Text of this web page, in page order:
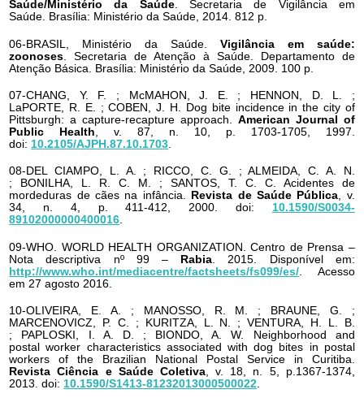
Saúde/Ministério da Saúde. Secretaria de Vigilância em
Saúde. Brasília: Ministério da Saúde, 2014. 812 p.
06-BRASIL, Ministério da Saúde. Vigilância em saúde:
zoonoses . Secretaria de Atenção à Saúde. Departamento de
Atenção Básica. Brasília: Ministério da Saúde, 2009. 100 p.
07-CHANG, Y. F. ; McMAHON, J. E. ; HENNON, D. L. ;
LaPORTE, R. E. ; COBEN, J. H. Dog bite incidence in the city of
Pittsburgh: a capture-recapture approach. American Journal of
Public Health , v. 87, n. 10, p. 1703-1705, 1997.
doi: 10.2105/AJPH.87.10.1703
08-DEL CIAMPO, L. A. ; RICCO, C. G. ; ALMEIDA, C. A. N.
; BONILHA, L. R. C. M. ; SANTOS, T. C. C. Acidentes de
mordeduras de cães na infância.
Revista de Saúde Pública, v.
34, n. 4, p. 411-412, 2000. doi: 10.1590/S0034-
89102000000400016.
09-WHO. WORLD HEALTH ORGANIZATION. Centro de Prensa –
Nota descriptiva nº 99 – Rabia . 2015. Disponível em:
http://www.who.int/mediacentre/factsheets/fs099/es/ . Acesso
em 27 agosto 2016.
10-OLIVEIRA, E. A. ; MANOSSO, R. M. ; BRAUNE, G. ;
MARCENOVICZ, P. C. ; KURITZA, L. N. ; VENTURA, H. L. B.
; PAPLOSKI, I. A. D. ; BIONDO, A. W. Neighborhood and
postal worker characteristics associated with dog bites in postal
workers of the Brazilian National Postal Service in Curitiba.
Revista Ciência e Saúde Coletiva, v. 18, n. 5, p.1367-1374,
2013. doi:10.1590/S1413-81232013000500022.